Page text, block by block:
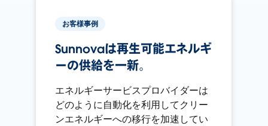
お客様事例
Sunnovaは再生可能エネルギ
ーの供給を一新。
エネルギーサービスプロバイダーは
どのように自動化を利用してクリー
ンエネルギーへの移行を加速してい